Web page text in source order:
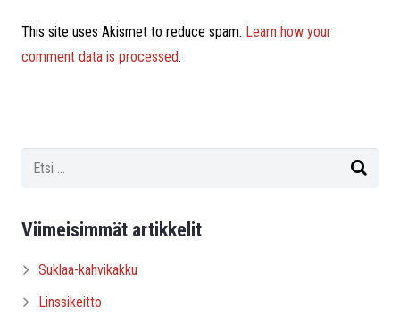
This site uses Akismet to reduce spam. Learn how your
comment data is processed.
Viimeisimmät artikkelit
Suklaa-kahvikakku
Linssikeitto